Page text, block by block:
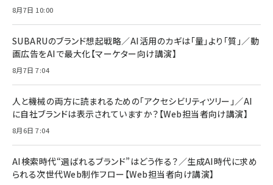
8月7日 10:00
SUBARUのブランド想起戦略／AI活用のカギは「量」より「質」／動
画広告をAIで最大化【マーケター向け講演】
8月7日 7:04
人と機械の両方に読まれるための「アクセシビリティツリー」／AI
に自社ブランドは表示されていますか？【Web担当者向け講演】
8月6日 7:04
AI検索時代“選ばれるブランド”はどう作る？／生成AI時代に求め
られる次世代Web制作フロー【Web担当者向け講演】